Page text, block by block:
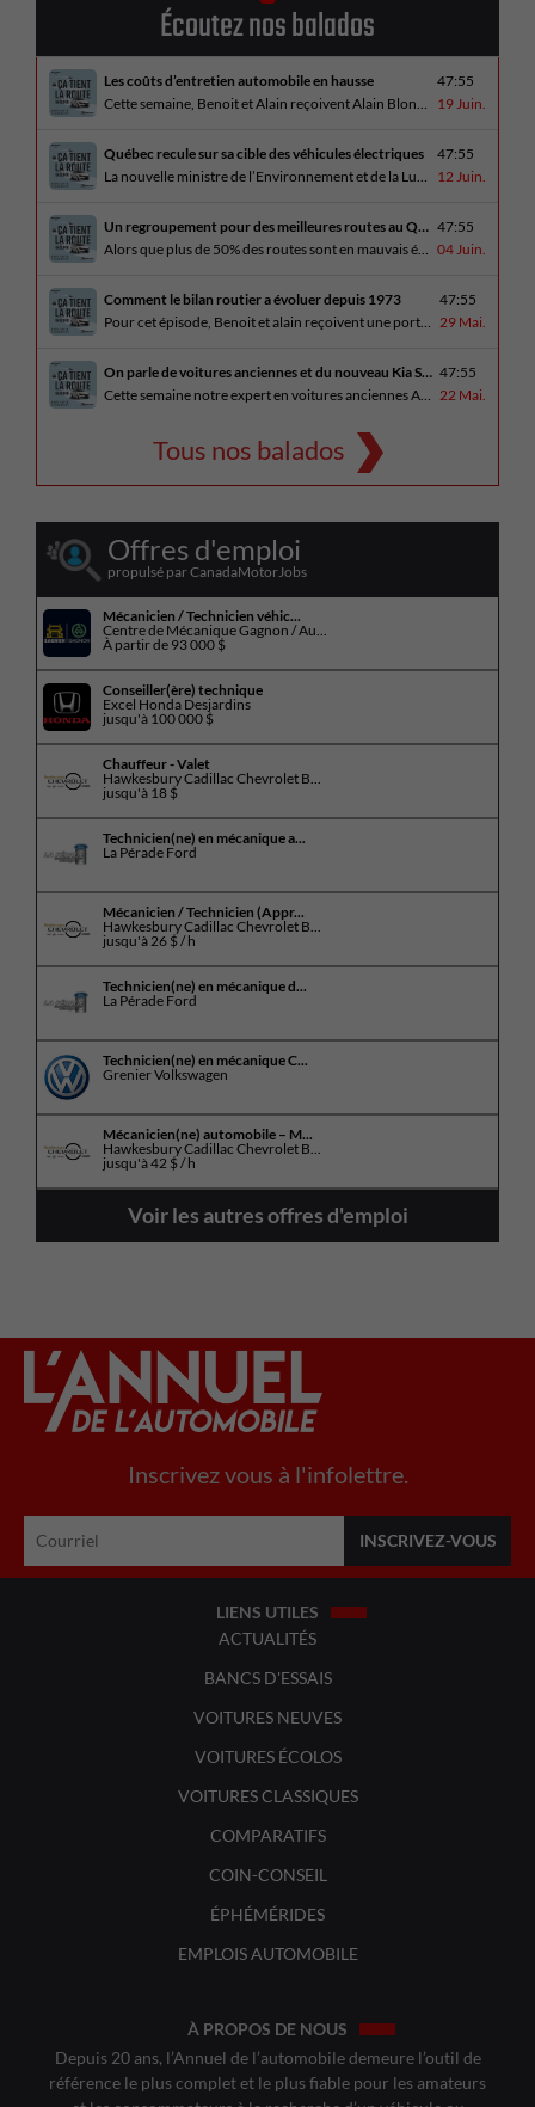
Écoutez nos balados
Les coûts d’entretien automobile en hausse
Cette semaine, Benoit et Alain reçoivent Alain Blondeau, propriétaire d’un atelier mécanique qui parle de la nouvelle réalité des coûts d’entretien en automobile. En essai routier, Alain a cinq propositions estivales et Benoit a pris la route avec une BMW i4 M60 pour ce dernier épisode de la saison. Bon été à tous!
47:55
19 Juin.
Québec recule sur sa cible des véhicules électriques
La nouvelle ministre de l’Environnement et de la Lutte contre les changements climatiques, Pascale Déry, doit confirmer que les VZE représenteront désormais 80% des ventes de véhicules neufs en 2035. Benoit et Alain en discutent avec Daniel Breton. Ils reçoivent également Bertrand Godin, qui parle d’Élégance Trois-Rivières. En essai routier Alain a roulé le Mitsubishi [...]
47:55
12 Juin.
Un regroupement pour des meilleures routes au Québec
Alors que plus de 50% des routes sont en mauvais état, le regroupement pour des meilleures routes au Québec voit le jour. Dans cet épisode, Benoit et Alain discutent avec Me Caroline Amireault, directrice générale de l’Association des constructeurs de routes et grands travaux du Québec. En essai routier Alain prend la route avec le [...]
47:55
04 Juin.
Comment le bilan routier a évoluer depuis 1973
Pour cet épisode, Benoit et alain reçoivent une porte parole de la SAAQ, Geneviève Côté, qui parle de l’actuelle campagne publicitaire au sujet du bilan routier et des gestes concrets pour diminuer les décès sur nos routes. On parle aussi au président de Lexus Canada, Martin Gilbert, de la nouvelle Lexus ES. En essai routier, [...]
47:55
29 Mai.
On parle de voitures anciennes et du nouveau Kia Seltos 2027
Cette semaine notre expert en voitures anciennes André Fitzback vient donner des trucs pour ne pas perdre ses enjoliveurs sur nos vieilles voitures. Benoit revient de la Corée du Sud et nous offre un essai exclusif du Kia Seltos 2027 qui arrive plus tard cet été et Alain a fait l’essai du Toyota Tundra hybride.
47:55
22 Mai.
Tous nos balados
Offres d'emploi
propulsé par CanadaMotorJobs
Mécanicien / Technicien véhic...
Centre de Mécanique Gagnon / Au...
À partir de 93 000 $
Conseiller(ère) technique
Excel Honda Desjardins
jusqu'à 100 000 $
Chauffeur - Valet
Hawkesbury Cadillac Chevrolet B...
jusqu'à 18 $
Technicien(ne) en mécanique a...
La Pérade Ford
Mécanicien / Technicien (Appr...
Hawkesbury Cadillac Chevrolet B...
jusqu'à26 $ / h
Technicien(ne) en mécanique d...
La Pérade Ford
Technicien(ne) en mécanique C...
Grenier Volkswagen
Mécanicien(ne) automobile – M...
Hawkesbury Cadillac Chevrolet B...
jusqu'à42 $ / h
Voir les autres offres d'emploi
Inscrivez vous à l'infolettre.
LIENS UTILES
ACTUALITÉS
BANCS D'ESSAIS
VOITURES NEUVES
VOITURES ÉCOLOS
VOITURES CLASSIQUES
COMPARATIFS
COIN-CONSEIL
ÉPHÉMÉRIDES
EMPLOIS AUTOMOBILE
À PROPOS DE NOUS
Depuis 20 ans, l’Annuel de l’automobile demeure l’outil de
référence le plus complet et le plus fiable pour les amateurs